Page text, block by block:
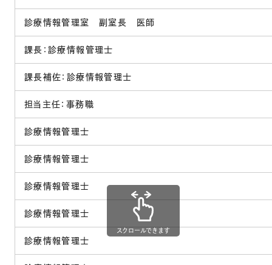
診療情報管理室 副室長 医師
課長：診療情報管理士
課長補佐：診療情報管理士
担当主任：事務職
診療情報管理士
診療情報管理士
診療情報管理士
診療情報管理士
診療情報管理士
スクロールできます